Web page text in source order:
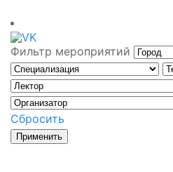
Фильтр мероприятий
Сбросить